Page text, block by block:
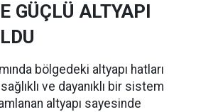
GÜÇLÜ ALTYAPI
bölgedeki altyapı hatları
ve dayanıklı bir sistem
altyapı sayesinde